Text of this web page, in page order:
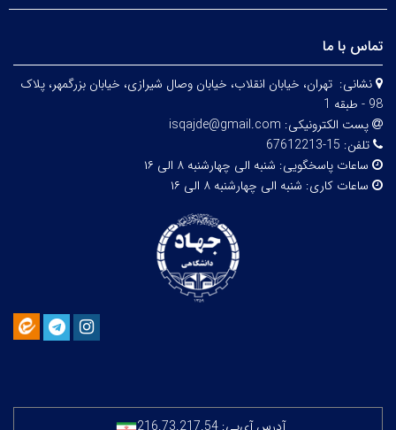
تماس با ما
نشانی: تهران، خيابان انقلاب، خيابان وصال شیرازی، خيابان بزرگمهر، پلاک
98 - طبقه 1
پست الکترونیکی: isqajde@gmail.com
تلفن: 15-67612213
ساعات پاسخگویی: شنبه الی چهارشنبه ۸ الی ۱۶
ساعات کاری: شنبه الی چهارشنبه ۸ الی ۱۶